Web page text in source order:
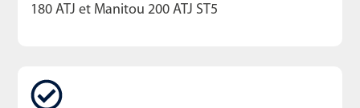
180 ATJ et Manitou 200 ATJ ST5